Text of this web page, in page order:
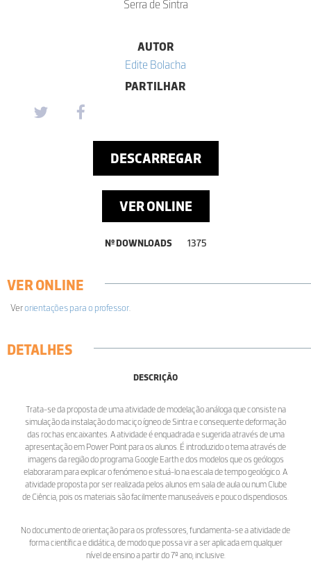
Serra de Sintra
AUTOR
Edite Bolacha
PARTILHAR
DESCARREGAR
VER ONLINE
Nº DOWNLOADS 1375
VER ONLINE
Verorientações para o professor.
DETALHES
DESCRIÇÃO
Trata-se da proposta de uma atividade de modelação análoga que consiste na
simulação da instalação do maciço ígneo de Sintra e consequente deformação
das rochas encaixantes. A atividade é enquadrada e sugerida através de uma
apresentação em Power Point para os alunos. É introduzido o tema através de
imagens da região do programa Google Earth e dos modelos que os geólogos
elaboraram para explicar o fenómeno e situá-lo na escala de tempo geológico. A
atividade proposta por ser realizada pelos alunos em sala de aula ou num Clube
de Ciência, pois os materiais são facilmente manuseáveis e pouco dispendiosos.
No documento de orientação para os professores, fundamenta-se a atividade de
forma científica e didática, de modo que possa vir a ser aplicada em qualquer
nível de ensino a partir do 7º ano, inclusive.